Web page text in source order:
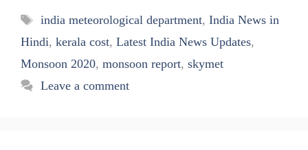
Tags
india meteorological department, India News in
Hindi, kerala cost, Latest India News Updates,
Monsoon 2020, monsoon report, skymet
Leave a comment